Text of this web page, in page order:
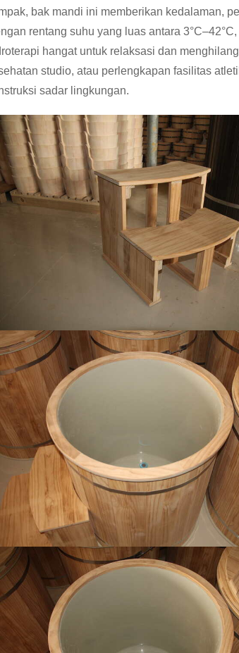
bak mandi ini memberikan kedalaman,
rentang suhu yang luas antara
hangat untuk relaksasi dan
studio, atau perlengkapan fasilitas
sadar lingkungan.